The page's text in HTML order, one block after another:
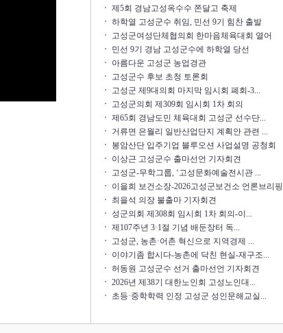
제5회 경남고성옥수수 쫀달고 축제
하학열 고성군수 취임, 민선 9기 힘찬 출발
고성군여성단체협의회 한마음체육대회 열어
민선 9기 경남 고성군수에 하학열 당선
아름다운 고성군 농업경관
고성군수 후보 초청 토론회
고성군 제9대의회 마지막 임시회 폐회-3...
고성군의회 제309회 임시회 1차 회의
제65회 경남도민 체육대회 고성군 선수단...
거류면 은월리 일반산업단지 계획안 관련 ...
봉암산단 입주기업 블루오션 사업설명 공청회
이상근 고성군수 출마선언 기자회견
고성군-무학그룹, ‘고성문화예술전시관 ...
이을희 보건소장-2026고성군보건소 언론브리핑
최을석 의장 불출마 기자회견
성군의회 제308회 임시회 1차 회의-이...
제107주년 3·1절 기념 배둔장터 독...
고성군, 농촌·어촌 혁신으로 지역경제 ...
이야기좀 합시다-농촌에 닥친 현실-재구조...
허동원 고성군수 선거 출마선언 기자회견
2026년 제38기 대한노인회 고성노인대...
초등·중학학력 인정 고성군 성인문해교실...